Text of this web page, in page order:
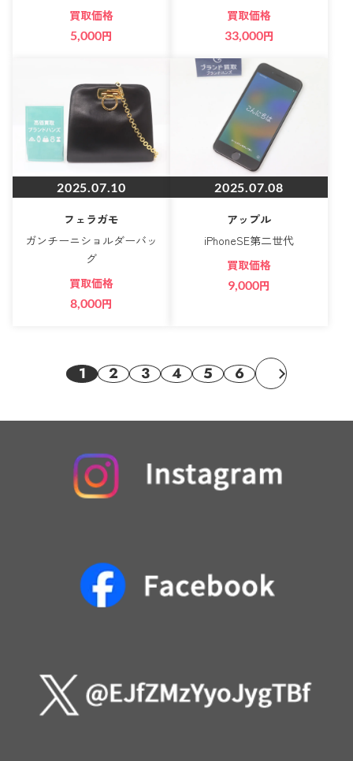
買取価格
5,000円
買取価格
33,000円
2025.07.10
フェラガモ
ガンチーニショルダーバッ
グ
買取価格
8,000円
2025.07.08
アップル
iPhoneSE第二世代
買取価格
9,000円
1 2 3 4 5 6